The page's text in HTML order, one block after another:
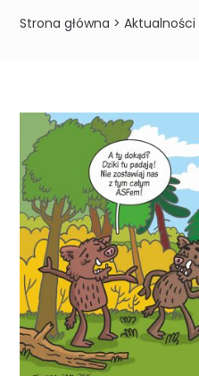
Strona główna >Aktualności